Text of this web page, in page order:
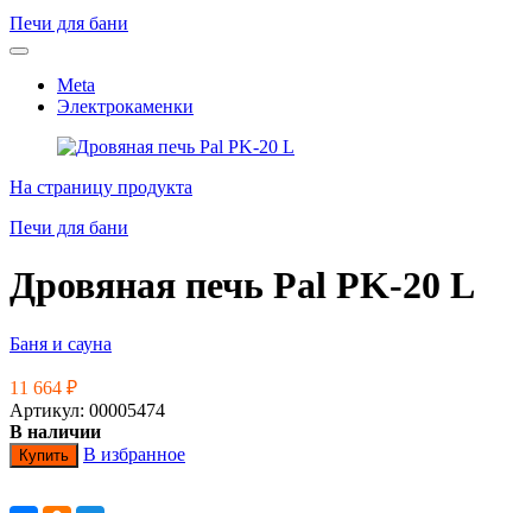
Печи для бани
Meta
Электрокаменки
На страницу продукта
Печи для бани
Дровяная печь Pal PK-20 L
Баня и сауна
11 664 ₽
Артикул: 00005474
В наличии
Купить В избранное